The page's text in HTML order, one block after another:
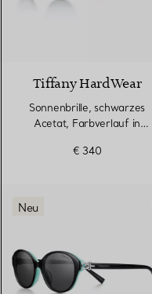
Tiffany HardWear
Sonnenbrille, schwarzes
Acetat, Farbverlauf in
€ 340
Neu